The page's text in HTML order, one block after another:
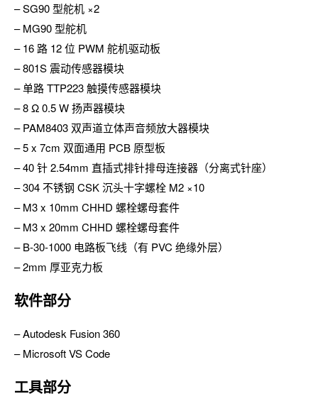
– SG90 型舵机 ×2
– MG90 型舵机
– 16 路 12 位 PWM 舵机驱动板
– 801S 震动传感器模块
– 单路 TTP223 触摸传感器模块
– 8 Ω 0.5 W 扬声器模块
– PAM8403 双声道立体声音频放大器模块
– 5 x 7cm 双面通用 PCB 原型板
– 40 针 2.54mm 直插式排针排母连接器（分离式针座）
– 304 不锈钢 CSK 沉头十字螺栓 M2 ×10
– M3 x 10mm CHHD 螺栓螺母套件
– M3 x 20mm CHHD 螺栓螺母套件
– B-30-1000 电路板飞线（有 PVC 绝缘外层）
– 2mm 厚亚克力板
软件部分
– Autodesk Fusion 360
– Microsoft VS Code
工具部分